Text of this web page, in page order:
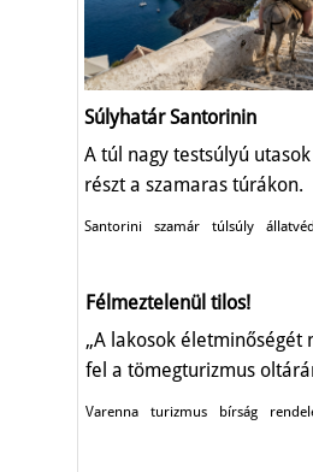
Súlyhatár Santorinin
A túl nagy testsúlyú
részt a szamaras túrákon.
Santorini szamár túlsúly
Félmeztelenül tilos!
„A lakosok életminőségét
fel a tömegturizmus
Varenna turizmus bírság